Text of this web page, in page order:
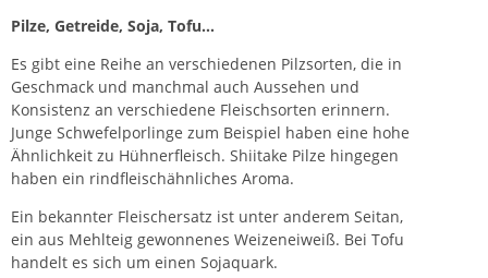
Pilze, Getreide, Soja, Tofu…
Es gibt eine Reihe an verschiedenen Pilzsorten, die in
Geschmack und manchmal auch Aussehen und
Konsistenz an verschiedene Fleischsorten erinnern.
Junge Schwefelporlinge zum Beispiel haben eine hohe
Ähnlichkeit zu Hühnerfleisch. Shiitake Pilze hingegen
haben ein rindfleischähnliches Aroma.
Ein bekannter Fleischersatz ist unter anderem Seitan,
ein aus Mehlteig gewonnenes Weizeneiweiß. Bei Tofu
handelt es sich um einen Sojaquark.